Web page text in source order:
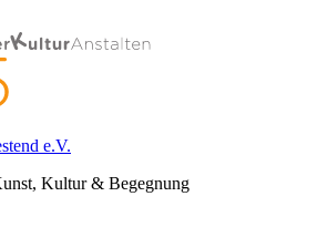
e.V.
Kultur & Begegnung